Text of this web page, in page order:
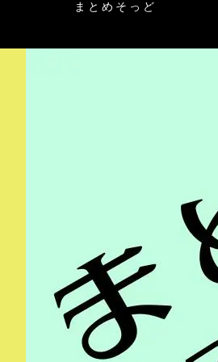
まとめそっど